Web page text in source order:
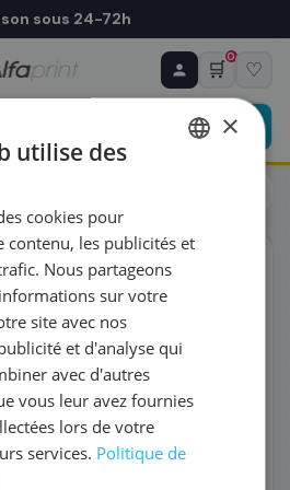
sous 24-72h
🛒
0
♡
achat — notre équipe
personnalisé
LIVRAISON SOUHAITÉE
×
utilise des
cookies pour
contenu, les publicités et
Nous partageons
sur votre
site avec nos
et d'analyse qui
avec d'autres
vous leur avez fournies
lors de votre
services. Politique de